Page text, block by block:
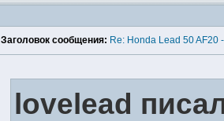
Заголовок сообщения: Re: Honda Lead 50
lovelead